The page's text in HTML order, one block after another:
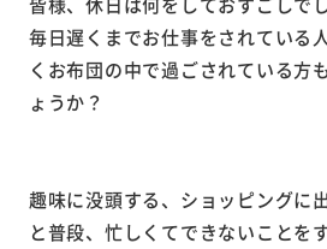
毎日遅くまでお仕事をされている
くお布団の中で過ごされている方
ょうか？
趣味に没頭する、ショッピングに
と普段、忙しくてできないことを